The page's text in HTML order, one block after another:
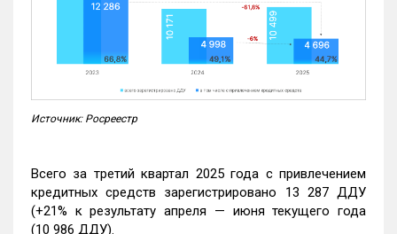
Источник: Росреестр
Всего за третий квартал 2025 года с привлечением
кредитных средств зарегистрировано 13 287 ДДУ
(+21% к результату апреля — июня текущего года
(10 986 ДДУ).